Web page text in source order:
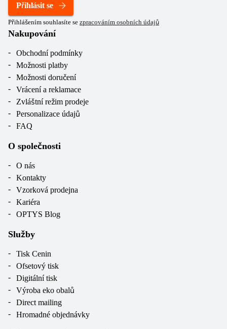
Přihlásit se
Přihlášením souhlasíte se zpracováním osobních údajů
Nakupování
Obchodní podmínky
Možnosti platby
Možnosti doručení
Vrácení a reklamace
Zvláštní režim prodeje
Personalizace údajů
FAQ
O společnosti
O nás
Kontakty
Vzorková prodejna
Kariéra
OPTYS Blog
Služby
Tisk Cenin
Ofsetový tisk
Digitální tisk
Výroba eko obalů
Direct mailing
Hromadné objednávky